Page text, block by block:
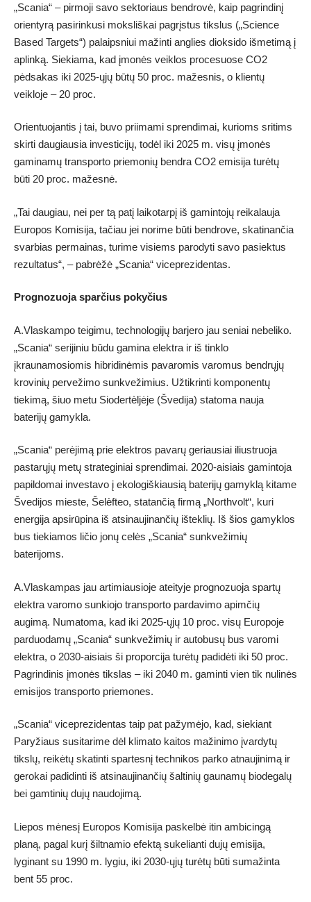
„Scania“ – pirmoji savo sektoriaus bendrovė, kaip pagrindinį
orientyrą pasirinkusi moksliškai pagrįstus tikslus („Science
Based Targets“) palaipsniui mažinti anglies dioksido išmetimą į
aplinką. Siekiama, kad įmonės veiklos procesuose CO2
pėdsakas iki 2025-ųjų būtų 50 proc. mažesnis, o klientų
veikloje – 20 proc.
Orientuojantis į tai, buvo priimami sprendimai, kurioms sritims
skirti daugiausia investicijų, todėl iki 2025 m. visų įmonės
gaminamų transporto priemonių bendra CO2 emisija turėtų
būti 20 proc. mažesnė.
„Tai daugiau, nei per tą patį laikotarpį iš gamintojų reikalauja
Europos Komisija, tačiau jei norime būti bendrove, skatinančia
svarbias permainas, turime visiems parodyti savo pasiektus
rezultatus“, – pabrėžė „Scania“ viceprezidentas.
Prognozuoja sparčius pokyčius
A.Vlaskampo teigimu, technologijų barjero jau seniai nebeliko.
„Scania“ serijiniu būdu gamina elektra ir iš tinklo
įkraunamosiomis hibridinėmis pavaromis varomus bendrųjų
krovinių pervežimo sunkvežimius. Užtikrinti komponentų
tiekimą, šiuo metu Siodertèljėje (Švedija) statoma nauja
baterijų gamykla.
„Scania“ perėjimą prie elektros pavarų geriausiai iliustruoja
pastarųjų metų strateginiai sprendimai. 2020-aisiais gamintoja
papildomai investavo į ekologiškiausią baterijų gamyklą kitame
Švedijos mieste, Šelèfteo, statančią firmą „Northvolt“, kuri
energija apsirūpina iš atsinaujinančių išteklių. Iš šios gamyklos
bus tiekiamos ličio jonų celės „Scania“ sunkvežimių
baterijoms.
A.Vlaskampas jau artimiausioje ateityje prognozuoja spartų
elektra varomo sunkiojo transporto pardavimo apimčių
augimą. Numatoma, kad iki 2025-ųjų 10 proc. visų Europoje
parduodamų „Scania“ sunkvežimių ir autobusų bus varomi
elektra, o 2030-aisiais ši proporcija turėtų padidėti iki 50 proc.
Pagrindinis įmonės tikslas – iki 2040 m. gaminti vien tik nulinės
emisijos transporto priemones.
„Scania“ viceprezidentas taip pat pažymėjo, kad, siekiant
Paryžiaus susitarime dėl klimato kaitos mažinimo įvardytų
tikslų, reikėtų skatinti spartesnį technikos parko atnaujinimą ir
gerokai padidinti iš atsinaujinančių šaltinių gaunamų biodegalų
bei gamtinių dujų naudojimą.
Liepos mėnesį Europos Komisija paskelbė itin ambicingą
planą, pagal kurį šiltnamio efektą sukelianti dujų emisija,
lyginant su 1990 m. lygiu, iki 2030-ųjų turėtų būti sumažinta
bent 55 proc.